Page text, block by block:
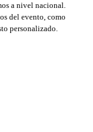
a nivel nacional.
del evento, como
personalizado.